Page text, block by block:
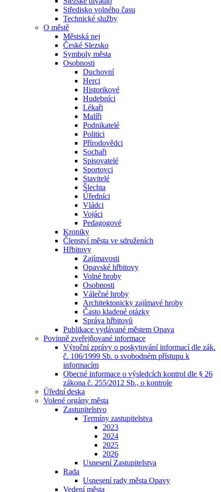
Středisko volného času
Technické služby
O městě
Městská nej
České Slezsko
Symboly města
Osobnosti
Duchovní
Herci
Historikové
Hudebníci
Lékaři
Malíři
Podnikatelé
Politici
Přírodovědci
Sochaři
Spisovatelé
Sportovci
Stavitelé
Šlechta
Úředníci
Vládci
Vojáci
Pedagogové
Kroniky
Členství města ve sdruženích
Hřbitovy
Zajímavosti
Opavské hřbitovy
Volné hroby
Osobnosti
Válečné hroby
Architektonicky zajímavé hroby
Často kladené otázky
Správa hřbitovů
Publikace vydávané městem Opava
Povinně zveřejňované informace
Výroční zprávy o poskytování informací dle zák.
č. 106/1999 Sb. o svobodném přístupu k
informacím
Obecné informace o výsledcích kontrol dle § 26
zákona č. 255/2012 Sb., o kontrole
Úřední deska
Volené orgány města
Zastupitelstvo
Termíny zastupitelstva
2023
2024
2025
2026
Usnesení Zastupitelstva
Rada
Usnesení rady města Opavy
Vedení města